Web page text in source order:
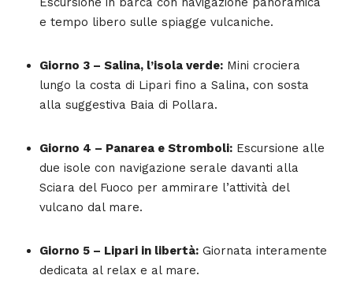
e tempo libero sulle spiagge vulcaniche.
Giorno 3 – Salina, l’isola verde: Mini crociera
lungo la costa di Lipari fino a Salina, con sosta
alla suggestiva Baia di Pollara.
Giorno 4 – Panarea e Stromboli: Escursione alle
due isole con navigazione serale davanti alla
Sciara del Fuoco per ammirare l’attività del
vulcano dal mare.
Giorno 5 – Lipari in libertà: Giornata interamente
dedicata al relax e al mare.